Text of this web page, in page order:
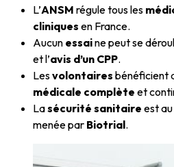
L’ANSM régule tous les
cliniques en France.
Aucun essaine peut se
et l’avis d’un CPP.
Lesvolontaires bénéficient
médicale complète et
Lasécurité sanitaire est
menée par Biotrial.